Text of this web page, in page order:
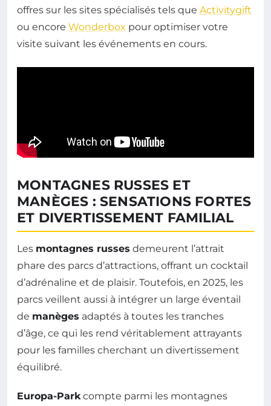
offres sur les sites spécialisés tels que Activitygift
ou encore Wonderbox pour optimiser votre
visite suivant les événements en cours.
MONTAGNES RUSSES ET
MANÈGES : SENSATIONS FORTES
ET DIVERTISSEMENT FAMILIAL
Les montagnes russes demeurent l’attrait
phare des parcs d’attractions, offrant un cocktail
d’adrénaline et de plaisir. Toutefois, en 2025, les
parcs veillent aussi à intégrer un large éventail
de manèges adaptés à toutes les tranches
d’âge, ce qui les rend véritablement attrayants
pour les familles cherchant un divertissement
équilibré.
Europa-Parkcompte parmi les montagnes